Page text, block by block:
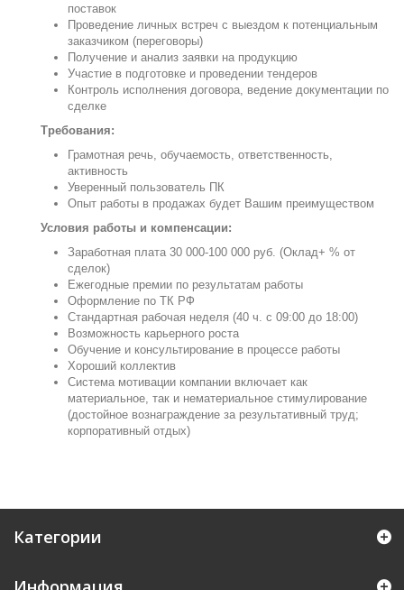
поставок
Проведение личных встреч с выездом к потенциальным
заказчиком (переговоры)
Получение и анализ заявки на продукцию
Участие в подготовке и проведении тендеров
Контроль исполнения договора, ведение документации по
сделке
Требования:
Грамотная речь, обучаемость, ответственность,
активность
Уверенный пользователь ПК
Опыт работы в продажах будет Вашим преимуществом
Условия работы и компенсации:
Заработная плата 30 000-100 000 руб. (Оклад+ % от
сделок)
Ежегодные премии по результатам работы
Оформление по ТК РФ
Стандартная рабочая неделя (40 ч. с 09:00 до 18:00)
Возможность карьерного роста
Обучение и консультирование в процессе работы
Хороший коллектив
Система мотивации компании включает как
материальное, так и нематериальное стимулирование
(достойное вознаграждение за результативный труд;
корпоративный отдых)
Категории